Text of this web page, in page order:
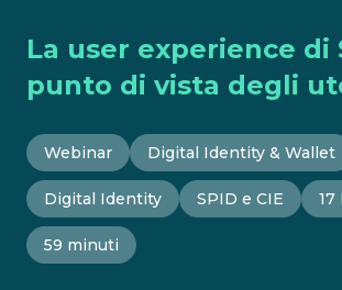
La user experience di
punto di vista degli
Webinar Digital Identity & Wallet
Digital Identity SPID e CIE 17
59 minuti